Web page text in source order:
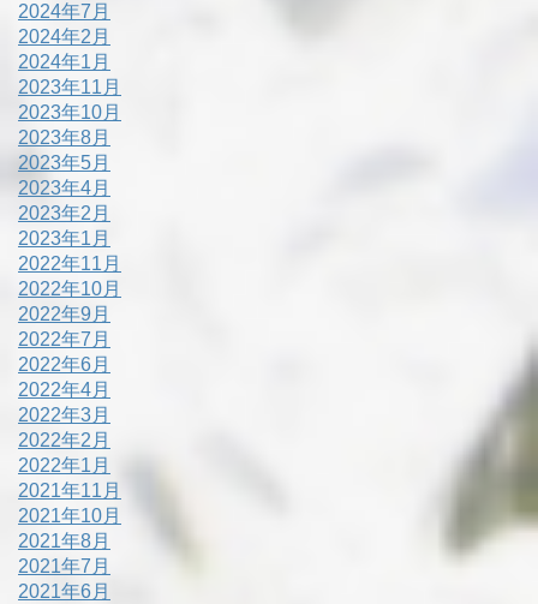
2024年7月
2024年2月
2024年1月
2023年11月
2023年10月
2023年8月
2023年5月
2023年4月
2023年2月
2023年1月
2022年11月
2022年10月
2022年9月
2022年7月
2022年6月
2022年4月
2022年3月
2022年2月
2022年1月
2021年11月
2021年10月
2021年8月
2021年7月
2021年6月